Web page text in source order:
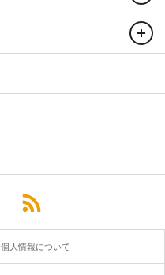
個人情報について